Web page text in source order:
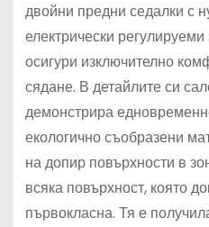
двойни предни седалки с
електрически
осигури изключително
сядане. В детайлите си
демонстрира
екологично съобразени
на допир повърхности в
всяка повърхност, която
първокласна. Тя е